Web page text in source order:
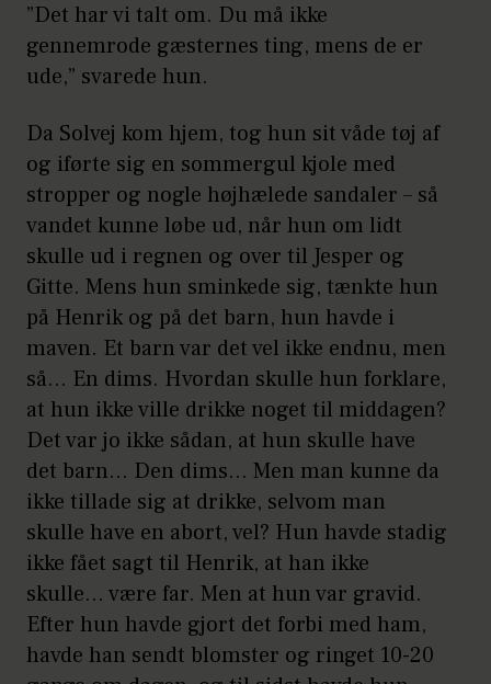
”Det har vi talt om. Du må ikke
gennemrode gæsternes ting, mens de er
ude,” svarede hun.
Da Solvej kom hjem, tog hun sit våde tøj af
og iførte sig en sommergul kjole med
stropper og nogle højhælede sandaler – så
vandet kunne løbe ud, når hun om lidt
skulle ud i regnen og over til Jesper og
Gitte. Mens hun sminkede sig, tænkte hun
på Henrik og på det barn, hun havde i
maven. Et barn var det vel ikke endnu, men
så… En dims. Hvordan skulle hun forklare,
at hun ikke ville drikke noget til middagen?
Det var jo ikke sådan, at hun skulle have
det barn… Den dims… Men man kunne da
ikke tillade sig at drikke, selvom man
skulle have en abort, vel? Hun havde stadig
ikke fået sagt til Henrik, at han ikke
skulle… være far. Men at hun var gravid.
Efter hun havde gjort det forbi med ham,
havde han sendt blomster og ringet 10-20